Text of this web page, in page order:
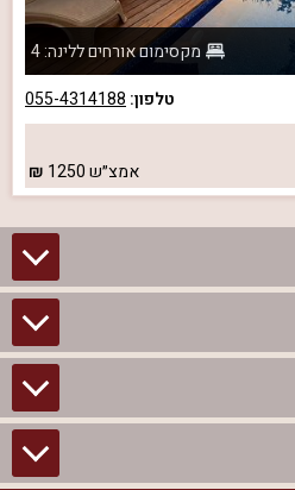
מקסימום אורחים ללינה: 4
טלפון: 055-4314188
אמצ״ש1250